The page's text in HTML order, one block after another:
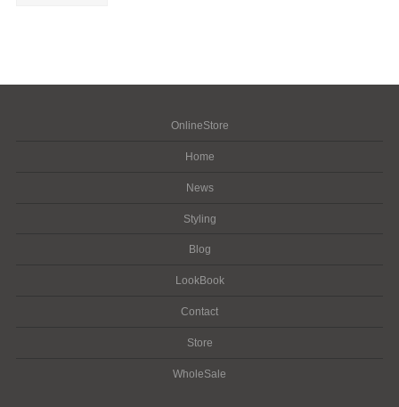
OnlineStore
Home
News
Styling
Blog
LookBook
Contact
Store
WholeSale